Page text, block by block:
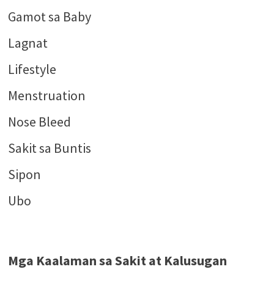
Gamot sa Baby
Lagnat
Lifestyle
Menstruation
Nose Bleed
Sakit sa Buntis
Sipon
Ubo
Mga Kaalaman sa Sakit at Kalusugan